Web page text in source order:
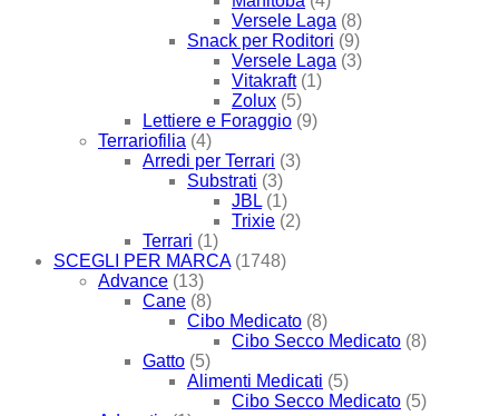
Versele Laga (8)
Snack per Roditori (9)
Versele Laga (3)
Vitakraft (1)
Zolux (5)
Lettiere e Foraggio (9)
Terrariofilia (4)
Arredi per Terrari (3)
Substrati (3)
JBL (1)
Trixie (2)
Terrari (1)
SCEGLI PER MARCA (1748)
Advance (13)
Cane (8)
Cibo Medicato (8)
Cibo Secco Medicato (8)
Gatto (5)
Alimenti Medicati (5)
Cibo Secco Medicato (5)